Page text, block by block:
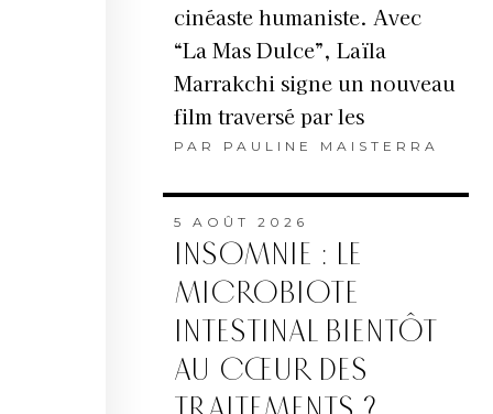
cinéaste humaniste. Avec
“La Mas Dulce”, Laïla
Marrakchi signe un nouveau
film traversé par les
PAR PAULINE MAISTERRA
5 AOÛT 2026
INSOMNIE : LE
MICROBIOTE
INTESTINAL BIENTÔT
AU CŒUR DES